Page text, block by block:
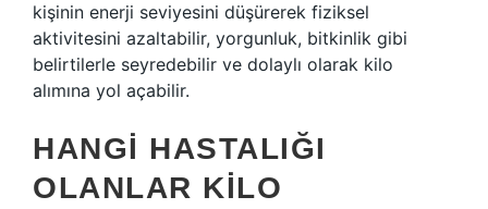
kişinin enerji seviyesini düşürerek fiziksel
aktivitesini azaltabilir, yorgunluk, bitkinlik gibi
belirtilerle seyredebilir ve dolaylı olarak kilo
alımına yol açabilir.
HANGI HASTALIĞI
OLANLAR KILO